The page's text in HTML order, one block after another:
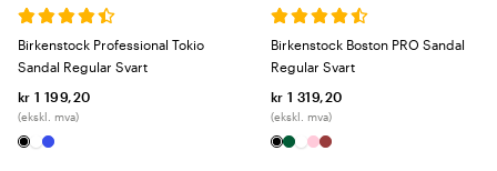
Birkenstock Professional Tokio
Sandal Regular Svart
kr 1 199,20
(ekskl. mva)
Birkenstock Boston PRO Sandal
Regular Svart
kr 1 319,20
(ekskl. mva)